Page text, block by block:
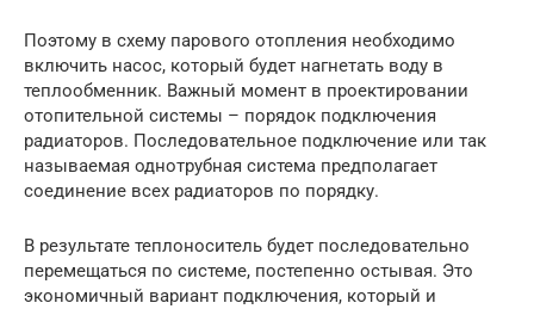
Поэтому в схему парового отопления необходимо
включить насос, который будет нагнетать воду в
теплообменник. Важный момент в проектировании
отопительной системы – порядок подключения
радиаторов. Последовательное подключение или так
называемая однотрубная система предполагает
соединение всех радиаторов по порядку.
В результате теплоноситель будет последовательно
перемещаться по системе, постепенно остывая. Это
экономичный вариант подключения, который и